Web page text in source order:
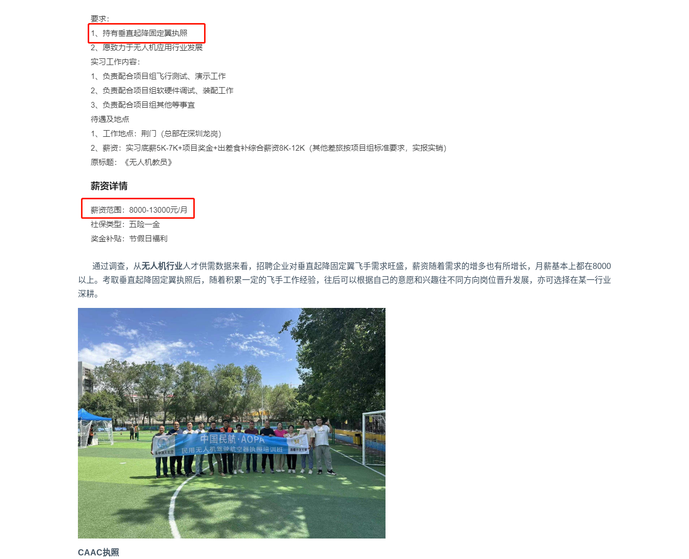
通过调查，从无人机行业人才供需数据来看，招聘企业对垂直起降固定翼飞手需求旺盛，薪资随着需求的增多也有所增长，月薪基本上都在8000
以上。考取垂直起降固定翼执照后，随着积累一定的飞手工作经验，往后可以根据自己的意愿和兴趣往不同方向岗位晋升发展，亦可选择在某一行业
深耕。
CAAC执照